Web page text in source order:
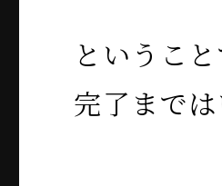
というこ
完了まで